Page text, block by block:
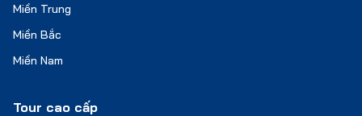
Miền Trung
Miền Bắc
Miền Nam
Tour cao cấp